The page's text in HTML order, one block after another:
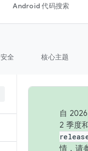
Android 代码搜索
安全 核心主题
自
2 季度
情，请